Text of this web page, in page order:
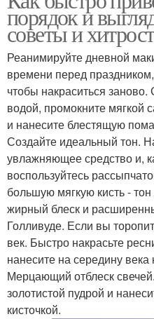
порядок и
советы и
Реанимируйте дневной
времени перед
чтобы накраситься
водой, промокните мягкой
и нанесите блестящую
Создайте идеальный тон.
увлажняющее средство и,
воспользуйтесь
большую мягкую кисть -
жирный блеск и
Голливуде. Если вы
век. Быстро накрасьте
нанесите на середину
Мерцающий отблеск
золотистой пудрой и
кисточкой.